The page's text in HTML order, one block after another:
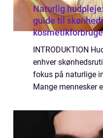
Naturlig
guide til
INTRODUKTION
enhver
fokus på naturlige
Mange mennesker
mange fordele,